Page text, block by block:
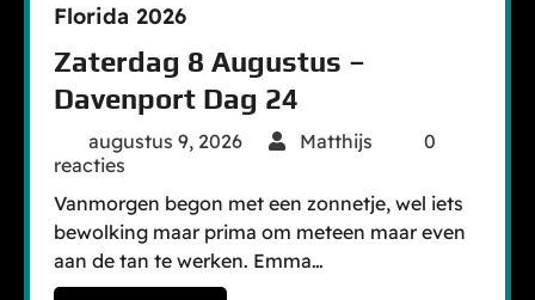
Florida 2026
Zaterdag 8 Augustus –
Davenport Dag 24
augustus 9, 2026 Matthijs
0
reacties
Vanmorgen begon met een zonnetje, wel iets
bewolking maar prima om meteen maar even
aan de tan te werken. Emma…